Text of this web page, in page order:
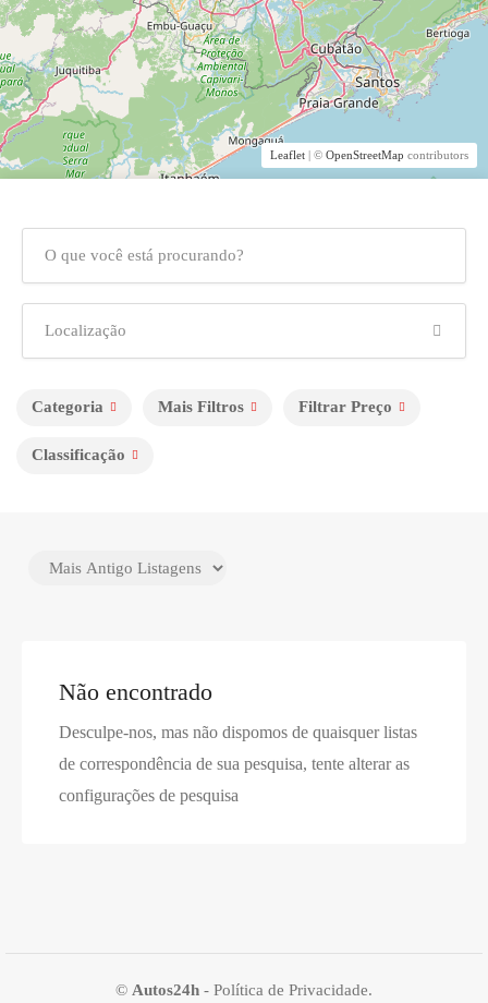
Categoria Mais Filtros Filtrar Preço
Classificação
Não encontrado
Desculpe-nos, mas não dispomos de quaisquer listas
de correspondência de sua pesquisa, tente alterar as
configurações de pesquisa
© Autos24h - Política de Privacidade.
Leaflet | © OpenStreetMap contributors